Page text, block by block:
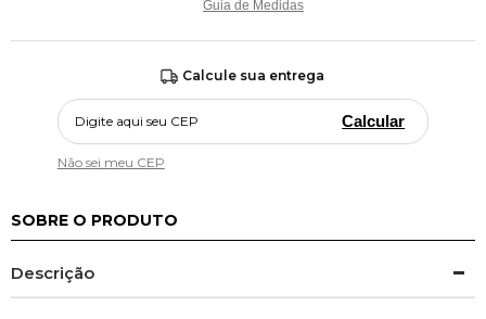
Guia de Medidas
Calcule sua entrega
Calcular
Não sei meu CEP
SOBRE O PRODUTO
Descrição